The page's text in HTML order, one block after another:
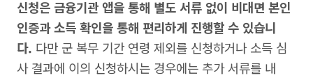
신청은 금융기관 앱을 통해 별도 서류 없이 비대면 본인
인증과 소득 확인을 통해 편리하게 진행할 수 있습니
다. 다만 군 복무 기간 연령 제외를 신청하거나 소득 심
사 결과에 이의 신청하시는 경우에는 추가 서류를 내